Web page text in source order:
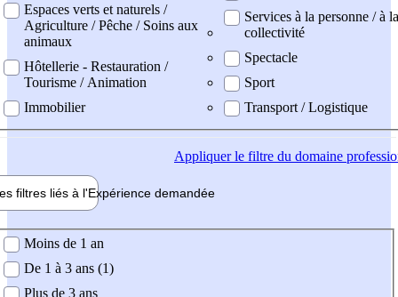
Espaces verts et naturels /
Agriculture / Pêche / Soins aux
animaux
Hôtellerie - Restauration /
Tourisme / Animation
Immobilier
Services à la personne / à la
collectivité
Spectacle
Sport
Transport / Logistique
Appliquerle filtre du domaine
filtres liés à l'Expérience demandée
demandée
Moins de 1 an
De 1 à 3 ans (1)
Plus de 3 ans